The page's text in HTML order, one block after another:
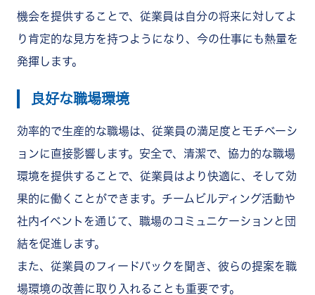
機会を提供することで、従業員は自分の将来に対してよ
り肯定的な見方を持つようになり、今の仕事にも熱量を
発揮します。
良好な職場環境
効率的で生産的な職場は、従業員の満足度とモチベーシ
ョンに直接影響します。安全で、清潔で、協力的な職場
環境を提供することで、従業員はより快適に、そして効
果的に働くことができます。チームビルディング活動や
社内イベントを通じて、職場のコミュニケーションと団
結を促進します。
また、従業員のフィードバックを聞き、彼らの提案を職
場環境の改善に取り入れることも重要です。